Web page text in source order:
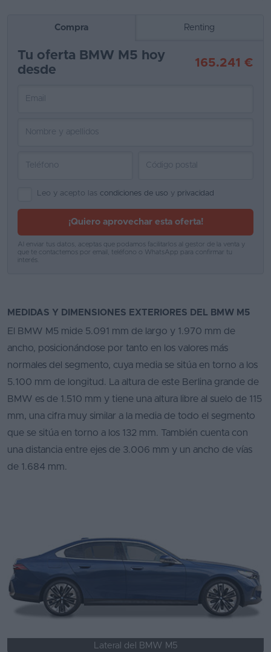
Comparador
Vender
coches
2026
Compra Renting
Tu oferta BMW M5 hoy
desde
165.241 €
Leo y acepto las condiciones de uso y privacidad
¡Quiero aprovechar esta oferta!
Al enviar tus datos, aceptas que podamos facilitarlos al gestor de la venta y
que te contactemos por email, teléfono o WhatsApp para confirmar tu
interés.
MEDIDAS Y DIMENSIONES EXTERIORES DEL BMW M5
El BMW M5 mide 5.091 mm de largo y 1.970 mm de
ancho, posicionándose por tanto en los valores más
normales del segmento, cuya media se sitúa en torno a los
5.100 mm de longitud. La altura de este Berlina grande de
BMW es de 1.510 mm y tiene una altura libre al suelo de 115
mm, una cifra muy similar a la media de todo el segmento
que se sitúa en torno a los 132 mm. También cuenta con
una distancia entre ejes de 3.006 mm y un ancho de vías
de 1.684 mm.
Lateral del BMW M5